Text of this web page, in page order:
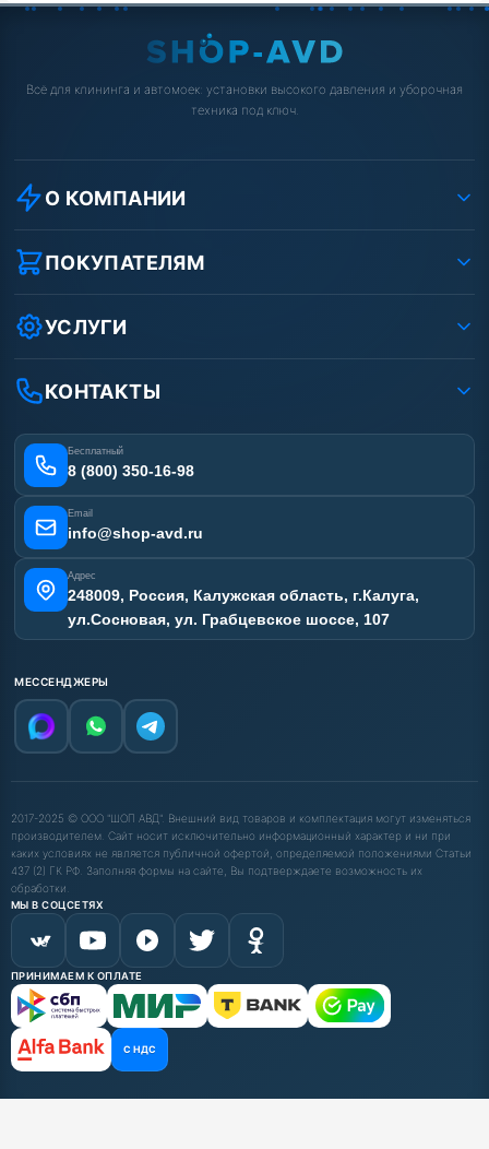
Всё для клининга и автомоек: установки высокого давления и уборочная
техника под ключ.
О КОМПАНИИ
О компании
Реквизиты ООО «Шоп АВД»
Условия соглашения
Вакансии
Статьи
ПОКУПАТЕЛЯМ
Как заказать?
Оплата
Лизинг
Получить скидку
УСЛУГИ
Ремонт АВД
Сертификаты
Отзывы наших клиентов
Карта сайта
КОНТАКТЫ
Бесплатный
8 (800) 350-16-98
Email
info@shop-avd.ru
Адрес
248009, Россия, Калужская область, г.Калуга,
ул.Сосновая, ул. Грабцевское шоссе, 107
МЕССЕНДЖЕРЫ
2017-2025 © ООО "ШОП АВД". Внешний вид товаров и комплектация могут изменяться
производителем. Сайт носит исключительно информационный характер и ни при
каких условиях не является публичной офертой, определяемой положениями Статьи
437 (2) ГК РФ. Заполняя формы на сайте, Вы подтверждаете возможность их
обработки.
МЫ В СОЦСЕТЯХ
ПРИНИМАЕМ К ОПЛАТЕ
С НДС